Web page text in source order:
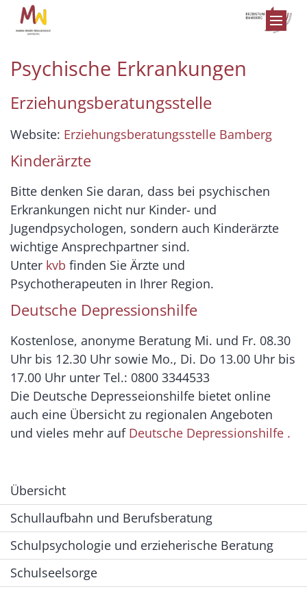
Zum Inhalt springen
Psychische Erkrankungen
Erziehungsberatungsstelle
Website: Erziehungsberatungsstelle Bamberg
Kinderärzte
Bitte denken Sie daran, dass bei psychischen
Erkrankungen nicht nur Kinder- und
Jugendpsychologen, sondern auch Kinderärzte
wichtige Ansprechpartner sind.
Unter kvb finden Sie Ärzte und
Psychotherapeuten in Ihrer Region.
Deutsche Depressionshilfe
Kostenlose, anonyme Beratung Mi. und Fr. 08.30
Uhr bis 12.30 Uhr sowie Mo., Di. Do 13.00 Uhr bis
17.00 Uhr unter Tel.: 0800 3344533
Die Deutsche Depresseionshilfe bietet online
auch eine Übersicht zu regionalen Angeboten
und vieles mehr auf Deutsche Depressionshilfe .
Übersicht
Schullaufbahn und Berufsberatung
Schulpsychologie und erzieherische Beratung
Schulseelsorge